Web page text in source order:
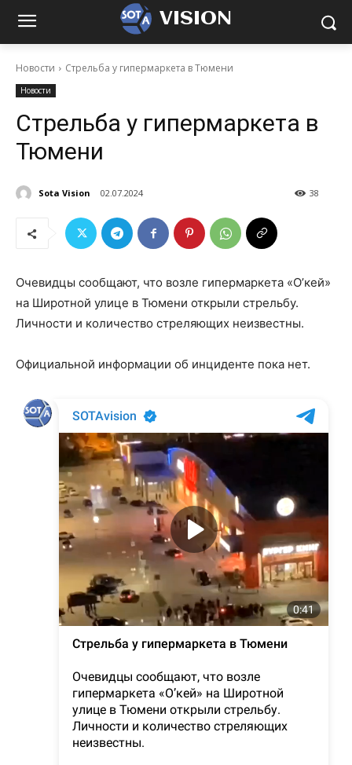
VISION
Новости Стрельба у гипермаркета в Тюмени
Новости
Стрельба у гипермаркета в
Тюмени
Sota Vision 02.07.2024 38
Очевидцы сообщают, что возле гипермаркета «О’кей»
на Широтной улице в Тюмени открыли стрельбу.
Личности и количество стреляющих неизвестны.
Официальной информации об инциденте пока нет.